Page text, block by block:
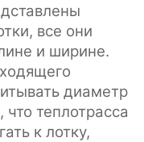
все они
и ширине.
диаметр
теплотрасса
к лотку,